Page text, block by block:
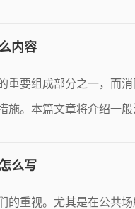
内容
重要组成部分之一，而
施。本篇文章将介绍一
么写
的重视。尤其是在公共